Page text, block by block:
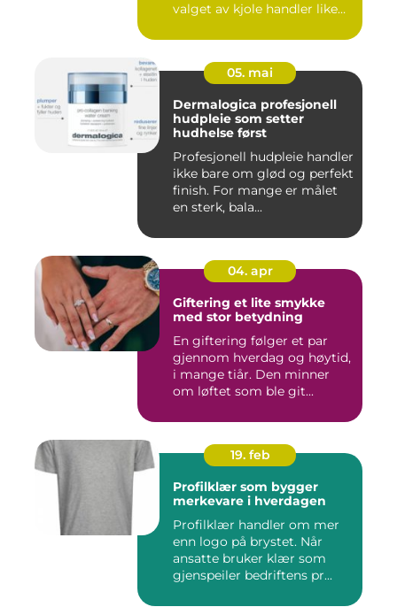
valget av kjole handler like
05. mai
Dermalogica profesjonell
hudpleie som setter
hudhelse først
Profesjonell hudpleie handler
ikke bare om glød og perfekt
finish. For mange er målet
en sterk, bala...
04. apr
Giftering et lite smykke
med stor betydning
En giftering følger et par
gjennom hverdag og høytid,
i mange tiår. Den minner
om løftet som ble git...
19. feb
Profilklær som bygger
merkevare i hverdagen
Profilklær handler om mer
enn logo på brystet. Når
ansatte bruker klær som
gjenspeiler bedriftens pr...